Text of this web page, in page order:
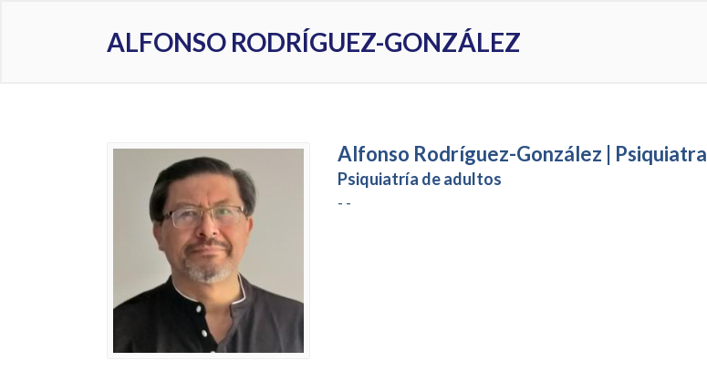
ALFONSO RODRÍGUEZ-GONZÁLEZ
Alfonso Rodríguez-González | Psiquiatra
Psiquiatría de adultos
- -